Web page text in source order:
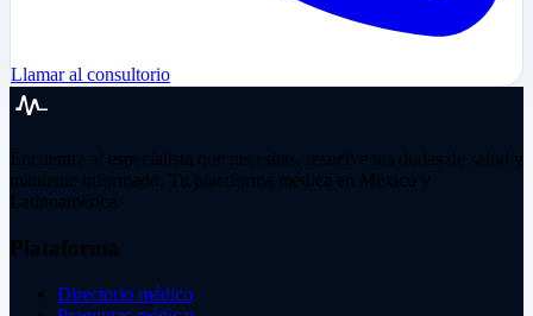
Llamar al consultorio
Encuentra al especialista que necesitas, resuelve tus dudas de salud y
mantente informado. Tu plataforma médica en México y
Latinoamérica.
Plataforma
Directorio médico